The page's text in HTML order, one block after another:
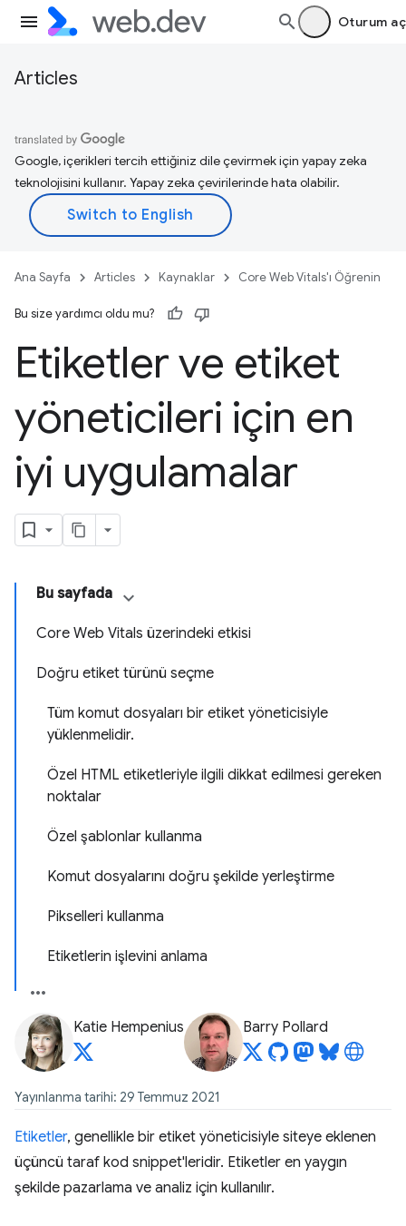
Oturum aç
Articles
Google, içerikleri tercih ettiğiniz dile çevirmek için yapay zeka
teknolojisini kullanır. Yapay zeka çevirilerinde hata olabilir.
Ana Sayfa Articles Kaynaklar Core Web Vitals'ı Öğrenin
Bu size yardımcı oldu mu?
Etiketler ve etiket
yöneticileri için en
iyi uygulamalar
Bu sayfada
Core Web Vitals üzerindeki etkisi
Doğru etiket türünü seçme
Tüm komut dosyaları bir etiket yöneticisiyle
yüklenmelidir.
Özel HTML etiketleriyle ilgili dikkat edilmesi gereken
noktalar
Özel şablonlar kullanma
Komut dosyalarını doğru şekilde yerleştirme
Pikselleri kullanma
Etiketlerin işlevini anlama
Katie Hempenius Barry Pollard
Yayınlanma tarihi: 29 Temmuz 2021
Etiketler, genellikle bir etiket yöneticisiyle siteye eklenen
üçüncü taraf kod snippet'leridir. Etiketler en yaygın
şekilde pazarlama ve analiz için kullanılır.